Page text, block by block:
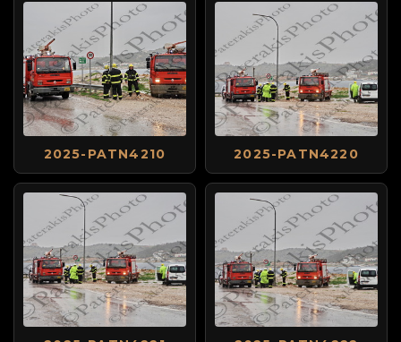
2025-PATN4210 2025-PATN4220